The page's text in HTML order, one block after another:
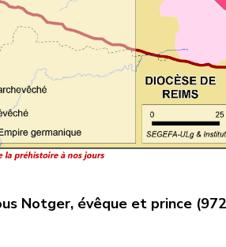
Notger, évêque et prince